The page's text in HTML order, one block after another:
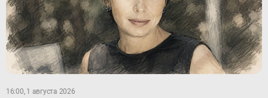
16:00, 1 августа 2026